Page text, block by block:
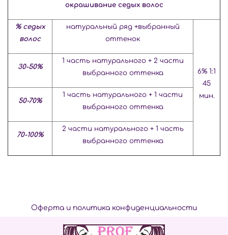
окрашивание седых волос
% седых
волос
натуральный ряд +выбранный
оттенок
6% 1:1
45
мин.
30-50%
1 часть натурального + 2 части
выбранного оттенка
50-70%
1 часть натурального + 1 части
выбранного оттенка
70-100%
2 части натурального + 1 часть
выбранного оттенка
Оферта и политика конфиденциальности